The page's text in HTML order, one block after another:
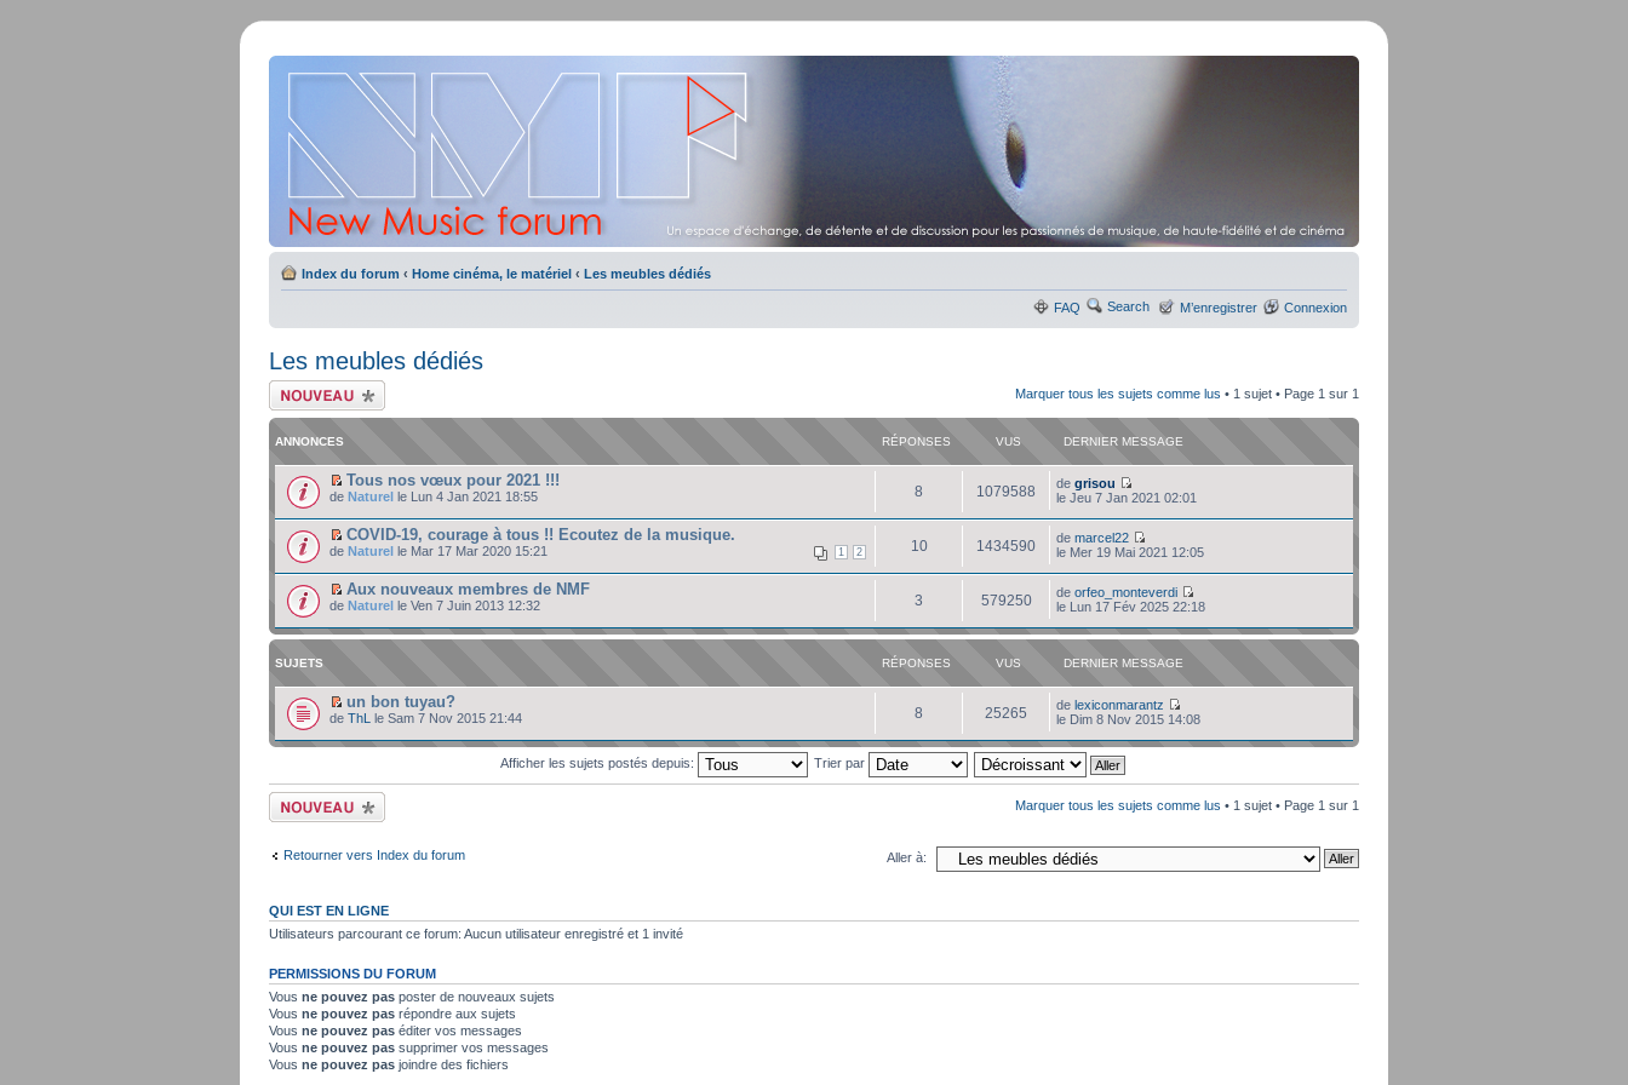
Index du forum ‹ Home cinéma, le matériel ‹ Les meubles dédiés
FAQ Search M’enregistrer Connexion
Les meubles dédiés
Ecrire un nouveau
sujet
Marquer tous les sujets comme lus • 1 sujet • Page 1 sur 1
ANNONCES RÉPONSES VUS DERNIER MESSAGE
Tous nos vœux pour 2021 !!!
de Naturel le Lun 4 Jan 2021 18:55 8 1079588 degrisou
le Jeu 7 Jan 2021 02:01
COVID-19, courage à tous !! Ecoutez de la musique.
1 2
de Naturel le Mar 17 Mar 2020 15:21 10 1434590 demarcel22
le Mer 19 Mai 2021 12:05
Aux nouveaux membres de NMF
de Naturel le Ven 7 Juin 2013 12:32 3 579250 deorfeo_monteverdi
le Lun 17 Fév 2025 22:18
SUJETS RÉPONSES VUS DERNIER MESSAGE
un bon tuyau?
de ThL le Sam 7 Nov 2015 21:44 8 25265 delexiconmarantz
le Dim 8 Nov 2015 14:08
Afficher les sujets postés depuis: Trier par
Ecrire un nouveau
sujet
Marquer tous les sujets comme lus • 1 sujet • Page 1 sur 1
Retourner vers Index du forum Aller à:
QUI EST EN LIGNE
Utilisateurs parcourant ce forum: Aucun utilisateur enregistré et 1 invité
PERMISSIONS DU FORUM
Vous ne pouvez pas poster de nouveaux sujets
Vous ne pouvez pas répondre aux sujets
Vous ne pouvez pas éditer vos messages
Vous ne pouvez pas supprimer vos messages
Vous ne pouvez pas joindre des fichiers